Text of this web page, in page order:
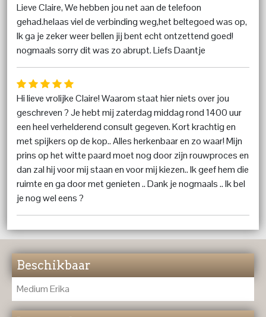
Lieve Claire, We hebben jou net aan de telefoon
gehad.helaas viel de verbinding weg,het beltegoed was op,
Ik ga je zeker weer bellen jij bent echt ontzettend goed!
nogmaals sorry dit was zo abrupt. Liefs Daantje
Hi lieve vrolijke Claire! Waarom staat hier niets over jou
geschreven ? Je hebt mij zaterdag middag rond 1400 uur
een heel verhelderend consult gegeven. Kort krachtig en
met spijkers op de kop.. Alles herkenbaar en zo waar! Mijn
prins op het witte paard moet nog door zijn rouwproces en
dan zal hij voor mij staan en voor mij kiezen.. Ik geef hem die
ruimte en ga door met genieten .. Dank je nogmaals .. Ik bel
je nog wel eens ?
Beschikbaar
Medium Erika